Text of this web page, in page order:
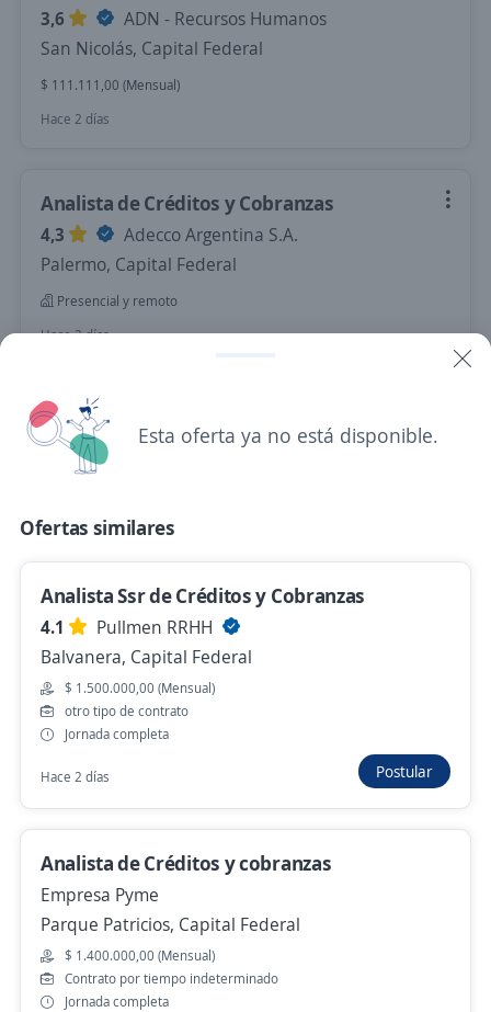
3,6
ADN - Recursos Humanos
San Nicolás, Capital Federal
$ 111.111,00 (Mensual)
Hace 2 días
Analista de Créditos y Cobranzas
4,3
Adecco Argentina S.A.
Palermo, Capital Federal
Presencial y remoto
Hace 2 días
Se precisa Urgente
Analista generalista de facturación y
cobranza
Villa Crespo, Capital Federal
Analista de Cobranzas Jr/Ssr para
Importante Empresa Industrial
2,9
MS Coach Sandoval
San Cristóbal, Capital Federal
Hace 2 días
Se precisa Urgente Empleo destacado
Analista de Cobranzas Jr/Ssr para
Importante Empresa Industrial
2,9
MS Coach Sandoval
San Cristóbal, Capital Federal
Esta oferta ya no está disponible.
Ofertas similares
Analista Ssr de Créditos y Cobranzas
4.1
Pullmen RRHH
Balvanera, Capital Federal
$ 1.500.000,00 (Mensual)
otro tipo de contrato
Jornada completa
Hace 2 días Postular
Analista de Créditos y cobranzas
Empresa Pyme
Parque Patricios, Capital Federal
$ 1.400.000,00 (Mensual)
Contrato por tiempo indeterminado
Jornada completa